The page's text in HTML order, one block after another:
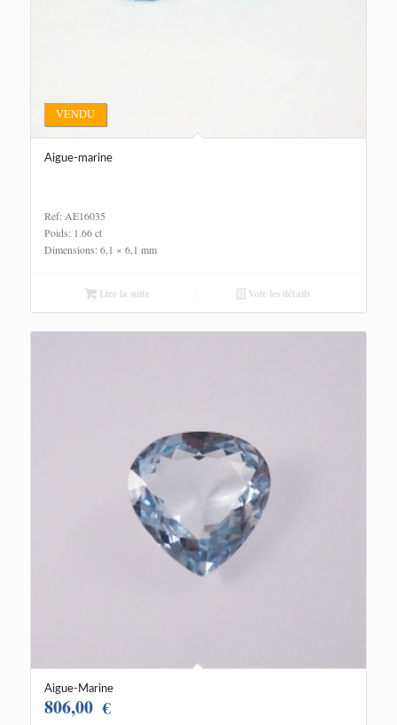
Aigue-marine
VENDU
Ref: AE16035
Poids: 1.66 ct
Dimensions: 6,1 × 6,1 mm
Lire la suite Voir les détails
Aigue-Marine
806,00 €